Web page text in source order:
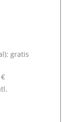
gratis